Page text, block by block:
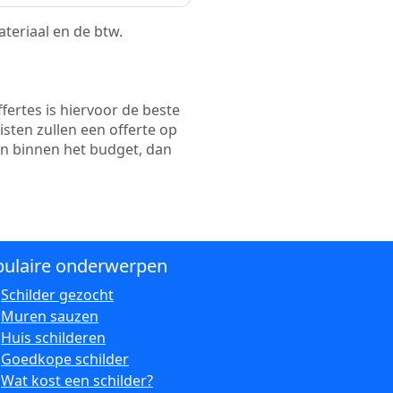
en de btw.
is hiervoor de beste
zullen een offerte op
binnen het budget, dan
onderwerpen
Schilder gezocht
Muren sauzen
Huis schilderen
Goedkope schilder
Wat kost een schilder?